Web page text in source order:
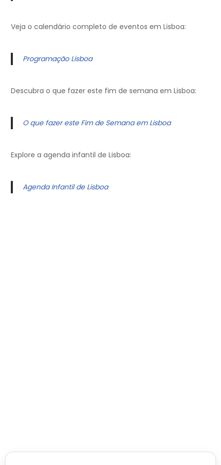
Veja o calendário completo de eventos em Lisboa:
Programação Lisboa
Descubra o que fazer este fim de semana em Lisboa:
O que fazer este Fim de Semana em Lisboa
Explore a agenda infantil de Lisboa:
Agenda Infantil de Lisboa